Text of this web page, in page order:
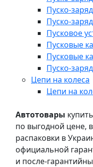
Пуско-
Пуско-
Пусковое
Пусковые
Пусковые
Пуско-
Цепи на колеса
Цепи на
Автотовары
по выгодной цене,
распаковки в
официальной
и после-